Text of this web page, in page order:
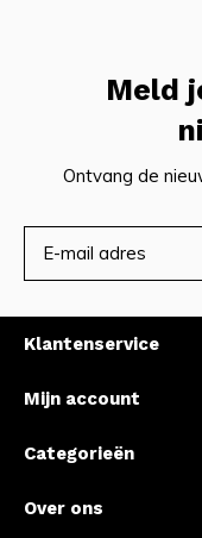
Meld
Ontvang de
Klantenservice
Mijn account
Categorieën
Over ons